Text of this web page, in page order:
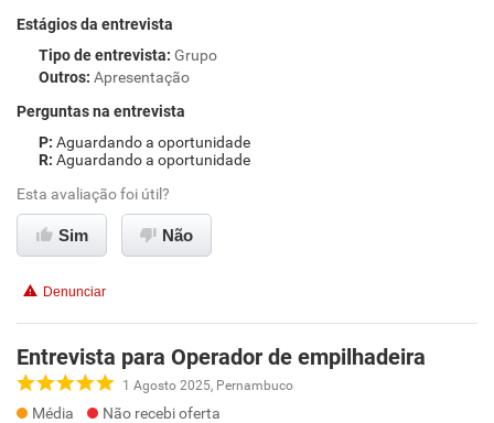
Estágios da entrevista
Tipo de entrevista: Grupo
Outros: Apresentação
Perguntas na entrevista
Aguardando a oportunidade
Aguardando a oportunidade
Esta avaliação foi útil?
Sim Não
Denunciar
Entrevista para Operador de empilhadeira
1 Agosto 2025, Pernambuco
Média Não recebi oferta